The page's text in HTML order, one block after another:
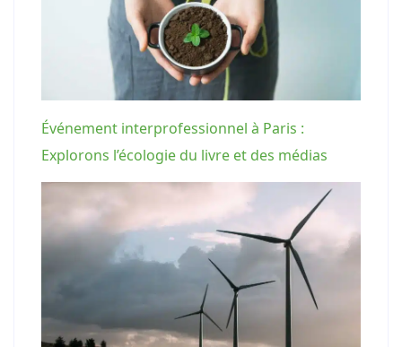
Événement interprofessionnel à Paris :
Explorons l’écologie du livre et des médias